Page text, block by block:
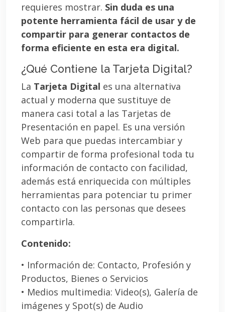
requieres mostrar. Sin duda es una
potente herramienta fácil de usar y de
compartir para generar contactos de
forma eficiente en esta era digital.
¿Qué Contiene la Tarjeta Digital?
La Tarjeta Digital es una alternativa
actual y moderna que sustituye de
manera casi total a las Tarjetas de
Presentación en papel. Es una versión
Web para que puedas intercambiar y
compartir de forma profesional toda tu
información de contacto con facilidad,
además está enriquecida con múltiples
herramientas para potenciar tu primer
contacto con las personas que desees
compartirla.
Contenido:
• Información de: Contacto, Profesión y
Productos, Bienes o Servicios
• Medios multimedia: Video(s), Galería de
imágenes y Spot(s) de Audio